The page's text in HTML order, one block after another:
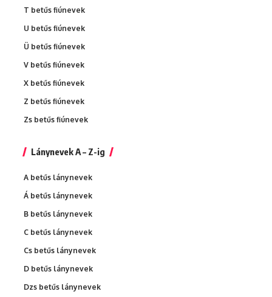
T betűs fiúnevek
U betűs fiúnevek
Ü betűs fiúnevek
V betűs fiúnevek
X betűs fiúnevek
Z betűs fiúnevek
Zs betűs fiúnevek
Lánynevek A – Z-ig
A betűs lánynevek
Á betűs lánynevek
B betűs lánynevek
C betűs lánynevek
Cs betűs lánynevek
D betűs lánynevek
Dzs betűs lánynevek